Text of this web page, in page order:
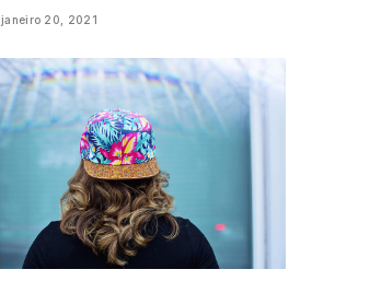
janeiro 20, 2021